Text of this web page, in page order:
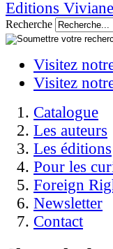
Editions
Recherche
Visitez
Visitez
Catalogue
Les auteurs
Les éditions
Pour les
Foreign
Newsletter
Contact